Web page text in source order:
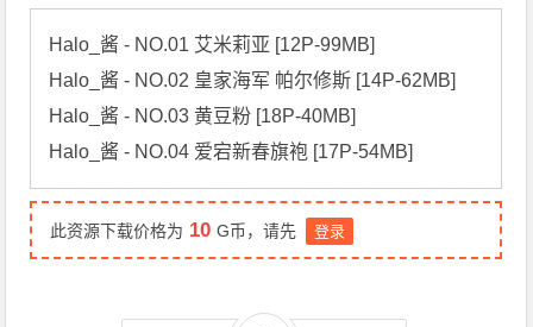
Halo_酱 - NO.01 艾米莉亚 [12P-99MB]
Halo_酱 - NO.02 皇家海军 帕尔修斯 [14P-62MB]
Halo_酱 - NO.03 黄豆粉 [18P-40MB]
Halo_酱 - NO.04 爱宕新春旗袍 [17P-54MB]
此资源下载价格为 10 G币，请先 登录